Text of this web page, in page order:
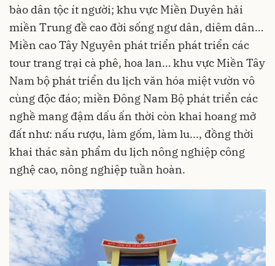
bào dân tộc ít người; khu vực Miền Duyên hải
miền Trung đề cao đời sống ngư dân, diêm dân…
Miền cao Tây Nguyên phát triển phát triển các
tour trang trại cà phê, hoa lan… khu vực Miền Tây
Nam bộ phát triển du lịch văn hóa miệt vườn vô
cùng độc đáo; miền Đông Nam Bộ phát triển các
nghề mang đậm dấu ấn thời còn khai hoang mở
đất như: nấu rượu, làm gốm, làm lu..., đồng thời
khai thác sản phẩm du lịch nông nghiệp công
nghệ cao, nông nghiệp tuần hoàn.